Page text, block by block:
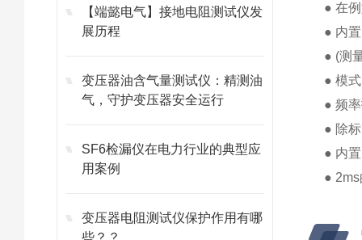
【端懿电气】接地电阻测试仪发
展历程
变压器油含气量测试仪：精测油
气，守护变压器安全运行
SF6检漏仪在电力行业的典型应
用案例
变压器电阻测试仪保护作用有哪
些？？
● 在
● 内
● (测
● 模
● 频
● 除
● 内
●